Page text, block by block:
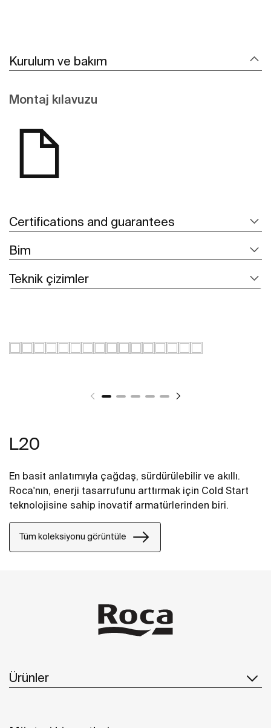
Kurulum ve bakım
Montaj kılavuzu
Certifications and guarantees
Bim
Teknik çizimler
L20
En basit anlatımıyla çağdaş, sürdürülebilir ve akıllı.
Roca'nın, enerji tasarrufunu arttırmak için Cold Start
teknolojisine sahip inovatif armatürlerinden biri.
Tüm koleksiyonu görüntüle
Ürünler